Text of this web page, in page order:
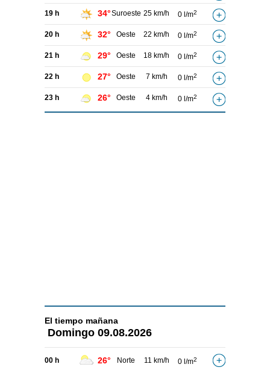
19 h 34°Suroeste 25 km/h 0 l/m2
20 h 32° Oeste 22 km/h 0 l/m2
21 h 29° Oeste 18 km/h 0 l/m2
22 h 27° Oeste 7 km/h 0 l/m2
23 h 26° Oeste 4 km/h 0 l/m2
El tiempo mañana
Domingo 09.08.2026
00 h 26° Norte 11 km/h 0 l/m2